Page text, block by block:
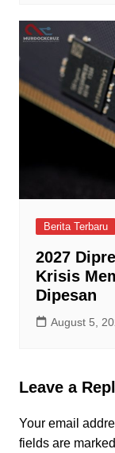
Berita Terbaru
2027
Krisis
Dipesan
August 5,
Leave a
Your email
fields are marked